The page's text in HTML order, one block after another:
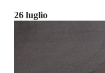
26 luglio